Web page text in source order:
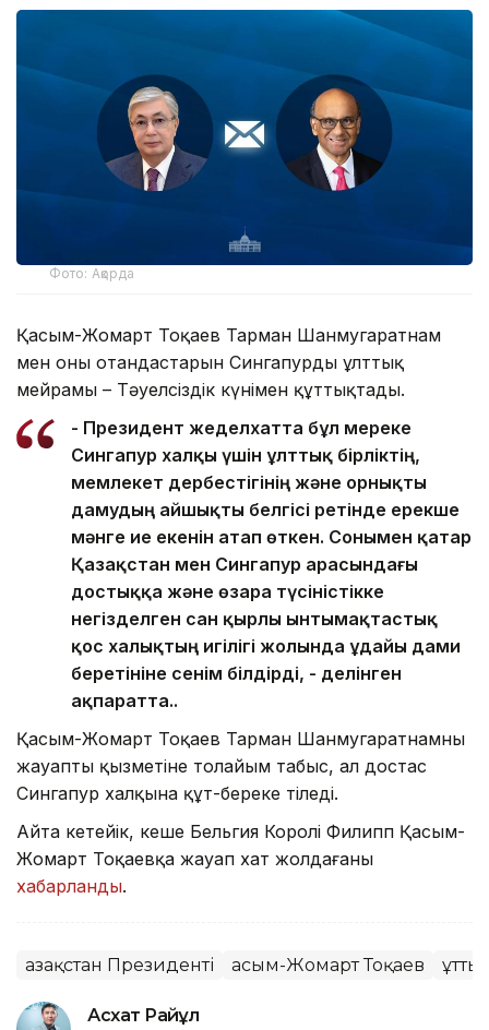
Фото: Ақорда
Қасым-Жомарт Тоқаев Тарман Шанмугаратнам
мен оның отандастарын Сингапурдың ұлттық
мейрамы – Тәуелсіздік күнімен құттықтады.
- Президент жеделхатта бұл мереке
Сингапур халқы үшін ұлттық бірліктің,
мемлекет дербестігінің және орнықты
дамудың айшықты белгісі ретінде ерекше
мәнге ие екенін атап өткен. Сонымен қатар
Қазақстан мен Сингапур арасындағы
достыққа және өзара түсіністікке
негізделген сан қырлы ынтымақтастық
қос халықтың игілігі жолында ұдайы дами
беретініне сенім білдірді, - делінген
ақпаратта..
Қасым-Жомарт Тоқаев Тарман Шанмугаратнамның
жауапты қызметіне толайым табыс, ал достас
Сингапур халқына құт-береке тіледі.
Айта кетейік, кеше Бельгия Королі Филипп Қасым-
Жомарт Тоқаевқа жауап хат жолдағаны
хабарланды.
Қазақстан Президенті Қасым-Жомарт Тоқаев
Асхат Райқұл